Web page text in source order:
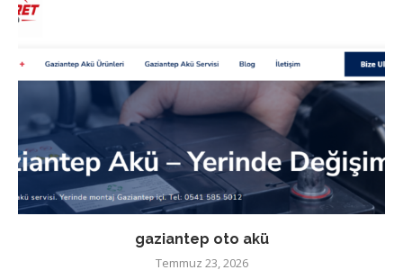
gaziantep oto akü
Temmuz 23, 2026